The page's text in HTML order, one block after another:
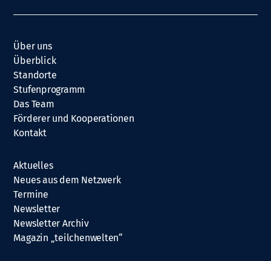
Über uns
Überblick
Standorte
Stufenprogramm
Das Team
Förderer und Kooperationen
Kontakt
Aktuelles
Neues aus dem Netzwerk
Termine
Newsletter
Newsletter Archiv
Magazin „teilchenwelten“